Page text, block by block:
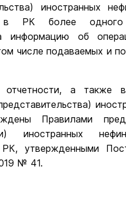
иностранных
в РК более одного
информацию об
числе подаваемых и
а также
Правилами
иностранных
утвержденными
№ 41.